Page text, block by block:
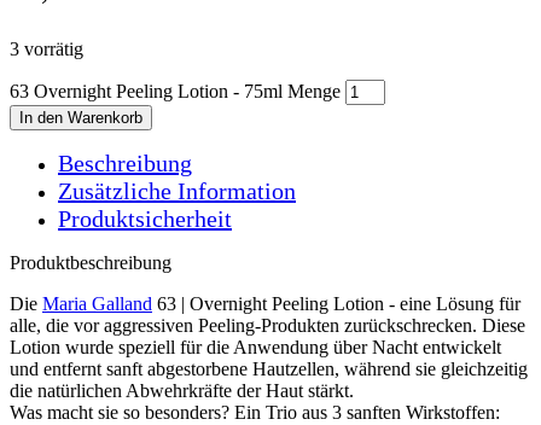
3 vorrätig
63 Overnight Peeling Lotion - 75ml Menge
In den Warenkorb
Beschreibung
Zusätzliche Information
Produktsicherheit
Produktbeschreibung
Die Maria Galland 63 | Overnight Peeling Lotion - eine Lösung für
alle, die vor aggressiven Peeling-Produkten zurückschrecken. Diese
Lotion wurde speziell für die Anwendung über Nacht entwickelt
und entfernt sanft abgestorbene Hautzellen, während sie gleichzeitig
die natürlichen Abwehrkräfte der Haut stärkt.
Was macht sie so besonders? Ein Trio aus 3 sanften Wirkstoffen: